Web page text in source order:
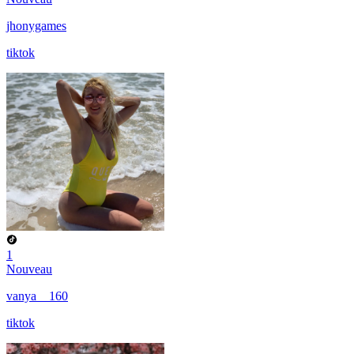
jhonygames
tiktok
1
Nouveau
vanya__160
tiktok